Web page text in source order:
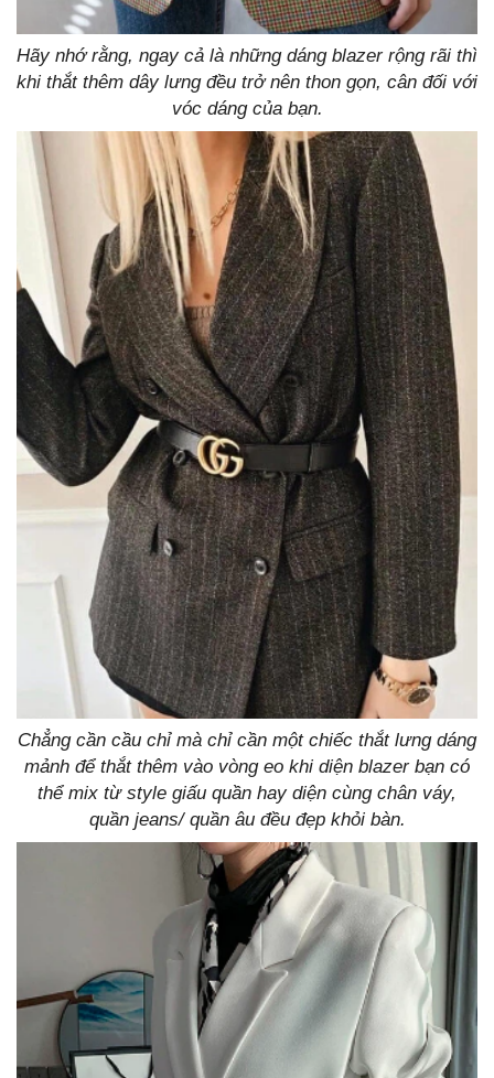
Hãy nhớ rằng, ngay cả là những dáng blazer rộng rãi thì
khi thắt thêm dây lưng đều trở nên thon gọn, cân đối với
vóc dáng của bạn.
Chẳng cần cầu chỉ mà chỉ cần một chiếc thắt lưng dáng
mảnh để thắt thêm vào vòng eo khi diện blazer bạn có
thể mix từ style giấu quần hay diện cùng chân váy,
quần jeans/ quần âu đều đẹp khỏi bàn.